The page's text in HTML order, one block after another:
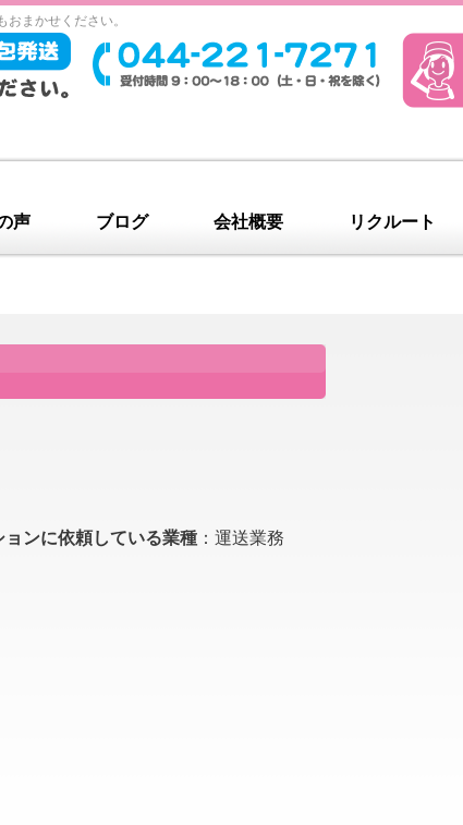
まかせください。
声 ブログ 会社概要 リクルート
ンに依頼している業種 ：運送業務